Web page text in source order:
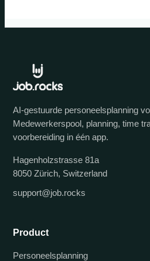
AI-gestuurde personeelsplanning
Medewerkerspool, planning, time
voorbereiding in één app.
Hagenholzstrasse 81a
8050 Zürich, Switzerland
support@job.rocks
Product
Personeelsplanning